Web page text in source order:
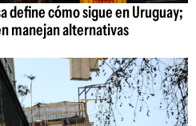
define cómo sigue en Uruguay;
manejan alternativas